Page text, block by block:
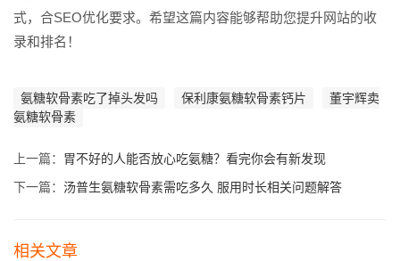
式，合SEO优化要求。希望这篇内容能够帮助您提升网站的收
录和排名！
氨糖软骨素吃了掉头发吗 保利康氨糖软骨素钙片
董宇辉卖
氨糖软骨素
上一篇： 胃不好的人能否放心吃氨糖？看完你会有新发现
下一篇： 汤普生氨糖软骨素需吃多久 服用时长相关问题解答
相关文章